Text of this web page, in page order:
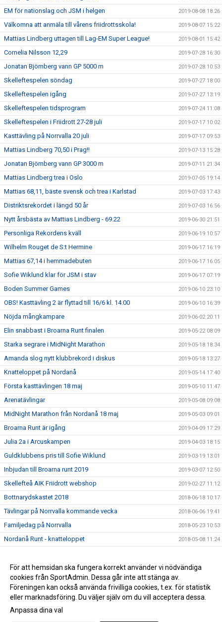
EM för nationslag och JSM i helgen 2019-08-08 18:26
Välkomna att anmäla till vårens friidrottsskola! 2019-08-07 15:22
Mattias Lindberg uttagen till Lag-EM Super League! 2019-08-01 15:42
Cornelia Nilsson 12,29 2019-07-28 16:30
Jonatan Björnberg vann GP 5000 m 2019-07-28 10:53
Skelleftespelen söndag 2019-07-27 18:00
Skelleftespelen igång 2019-07-27 13:19
Skelleftespelen tidsprogram 2019-07-24 11:08
Skelleftespelen i Friidrott 27-28 juli 2019-07-17 10:02
Kasttävling på Norrvalla 20 juli 2019-07-17 09:53
Mattias Lindberg 70,50 i Prag!! 2019-07-13 15:28
Jonatan Björnberg vann GP 3000 m 2019-07-11 21:34
Mattias Lindberg trea i Oslo 2019-07-05 19:14
Mattias 68,11, bäste svensk och trea i Karlstad 2019-07-03 17:43
Distriktsrekordet i längd 50 år 2019-07-03 16:56
Nytt årsbästa av Mattias Lindberg - 69.22 2019-06-30 21:51
Personliga Rekordens kväll 2019-06-19 10:57
Wilhelm Rouget de S:t Hermine 2019-06-17 16:19
Mattias 67,14 i hemmadebuten 2019-06-17 16:05
Sofie Wiklund klar för JSM i stav 2019-06-17 07:19
Boden Summer Games 2019-06-10 23:10
OBS! Kasttävling 2 är flyttad till 16/6 kl. 14.00 2019-06-10 16:39
Nöjda mångkampare 2019-06-02 20:11
Elin snabbast i Broarna Runt finalen 2019-05-22 08:09
Starka segrare i MidNight Marathon 2019-05-18 18:34
Amanda slog nytt klubbrekord i diskus 2019-05-18 13:27
Knatteloppet på Nordanå 2019-05-14 17:40
Första kasttävlingen 18 maj 2019-05-10 11:47
Arenatävlingar 2019-05-08 09:08
MidNight Marathon från Nordanå 18 maj 2019-05-03 09:01
Broarna Runt är igång 2019-04-09 17:29
Julia 2a i Arcuskampen 2019-04-03 18:15
Guldklubbens pris till Sofie Wiklund 2019-03-19 13:01
Inbjudan till Broarna runt 2019 2019-03-07 12:50
Skellefteå AIK Friidrott webshop 2019-02-27 11:12
Bottnarydskastet 2018 2018-06-18 10:17
Tävlingar på Norrvalla kommande vecka 2018-06-06 19:41
Familjedag på Norrvalla 2018-05-23 10:53
Nordanå Runt - knatteloppet 2018-05-08 11:24
Nybörjarträning i vår 2018-02-19 12:00
Årsmöte för SAIK Friidrott 2018-01-25 16:47
För att hemsidan ska fungera korrekt använder vi nödvändiga
cookies från SportAdmin. Dessa går inte att stänga av.
Föreningen kan också använda frivilliga cookies, t.ex. för statistik
eller marknadsföring. Du väljer själv om du vill acceptera dessa.
Anpassa dina val